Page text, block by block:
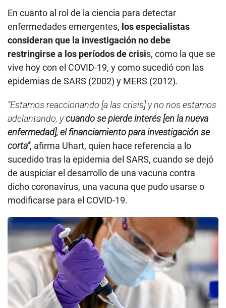
En cuanto al rol de la ciencia para detectar
enfermedades emergentes, los especialistas
consideran que la investigación no debe
restringirse a los períodos de crisis, como la que se
vive hoy con el COVID-19, y como sucedió con las
epidemias de SARS (2002) y MERS (2012).
“Estamos reaccionando [a las crisis] y no nos estamos
adelantando, ycuando se pierde interés [en la nueva
enfermedad], el financiamiento para investigación se
corta”, afirma Uhart, quien hace referencia a lo
sucedido tras la epidemia del SARS, cuando se dejó
de auspiciar el desarrollo de una vacuna contra
dicho coronavirus, una vacuna que pudo usarse o
modificarse para el COVID-19.